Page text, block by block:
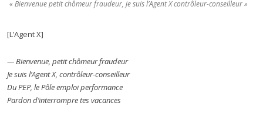
« Bienvenue petit chômeur fraudeur, je suis l’Agent X contrôleur-conseilleur »
[L’Agent X]
— Bienvenue, petit chômeur fraudeur
Je suis l’Agent X, contrôleur-conseilleur
Du PEP, le Pôle emploi performance
Pardon d’interrompre tes vacances